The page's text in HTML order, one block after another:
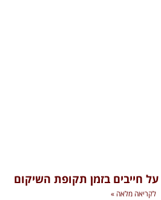
חייבים בזמן תקופת השיקום
לקריאה מלאה »